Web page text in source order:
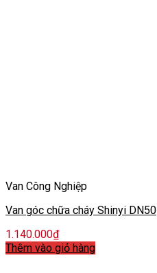
Van Công Nghiệp
Van góc chữa cháy Shinyi DN50
1.140.000₫
Thêm vào giỏ hàng